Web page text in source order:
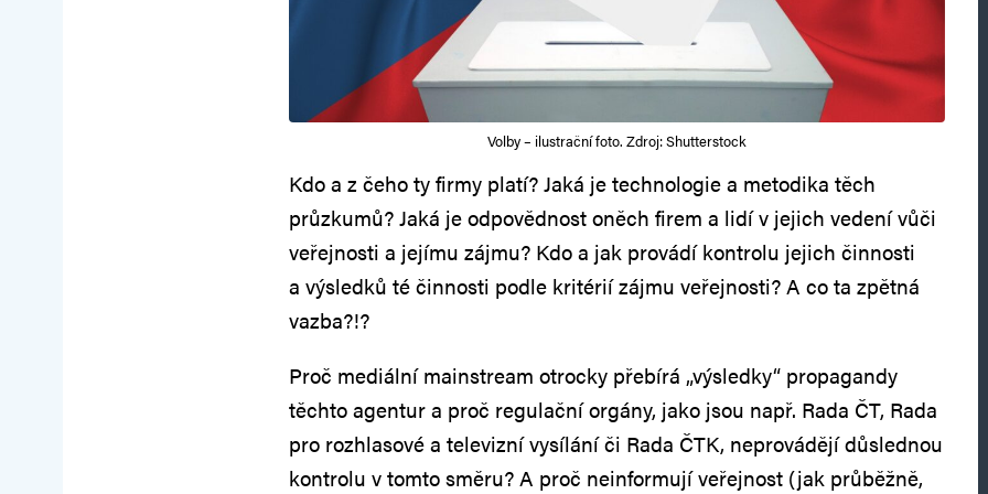
Volby – ilustrační foto. Zdroj: Shutterstock
Kdo a z čeho ty firmy platí? Jaká je technologie a metodika těch
průzkumů? Jaká je odpovědnost oněch firem a lidí v jejich vedení vůči
veřejnosti a jejímu zájmu? Kdo a jak provádí kontrolu jejich činnosti
a výsledků té činnosti podle kritérií zájmu veřejnosti? A co ta zpětná
vazba?!?
Proč mediální mainstream otrocky přebírá „výsledky“ propagandy
těchto agentur a proč regulační orgány, jako jsou např. Rada ČT, Rada
pro rozhlasové a televizní vysílání či Rada ČTK, neprovádějí důslednou
kontrolu v tomto směru? A proč neinformují veřejnost (jak průběžně,